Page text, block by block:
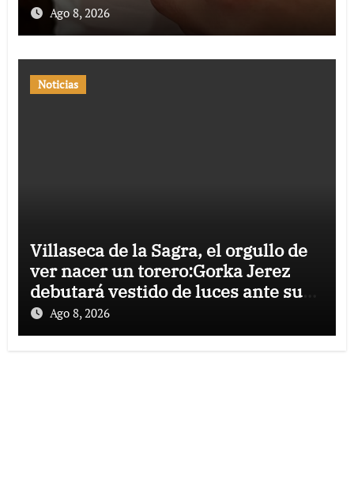
Ago 8, 2026
Noticias
Villaseca de la Sagra, el orgullo de
ver nacer un torero:Gorka Jerez
debutará vestido de luces ante su
pueblo
Ago 8, 2026